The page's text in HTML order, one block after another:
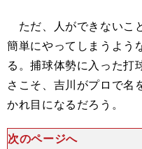
ただ、人ができないこ
簡単にやってしまうよう
る。捕球体勢に入った打
さこそ、吉川がプロで名
かれ目になるだろう。
次のページへ